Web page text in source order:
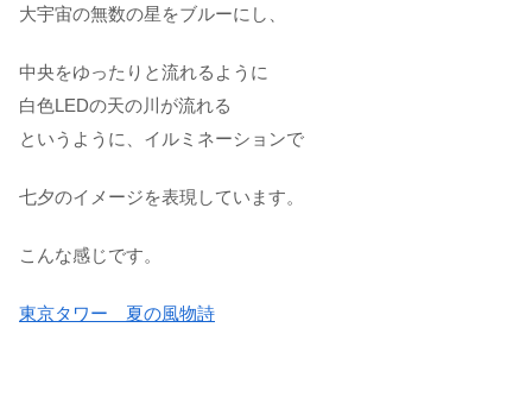
大宇宙の無数の星をブルーにし、
中央をゆったりと流れるように
白色LEDの天の川が流れる
というように、イルミネーションで
七夕のイメージを表現しています。
こんな感じです。
東京タワー 夏の風物詩